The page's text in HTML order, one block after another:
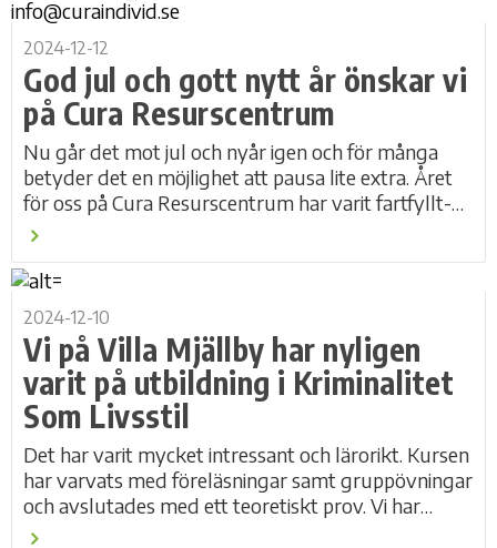
2024-12-12
God jul och gott nytt år önskar vi
på Cura Resurscentrum
Nu går det mot jul och nyår igen och för många
betyder det en möjlighet att pausa lite extra. Året
för oss på Cura Resurscentrum har varit fartfyllt-
känns till och med mer fartfyllt än...
2024-12-10
Vi på Villa Mjällby har nyligen
varit på utbildning i Kriminalitet
Som Livsstil
Det har varit mycket intressant och lärorikt. Kursen
har varvats med föreläsningar samt gruppövningar
och avslutades med ett teoretiskt prov. Vi har
bland annat fått lära oss om kriminella...